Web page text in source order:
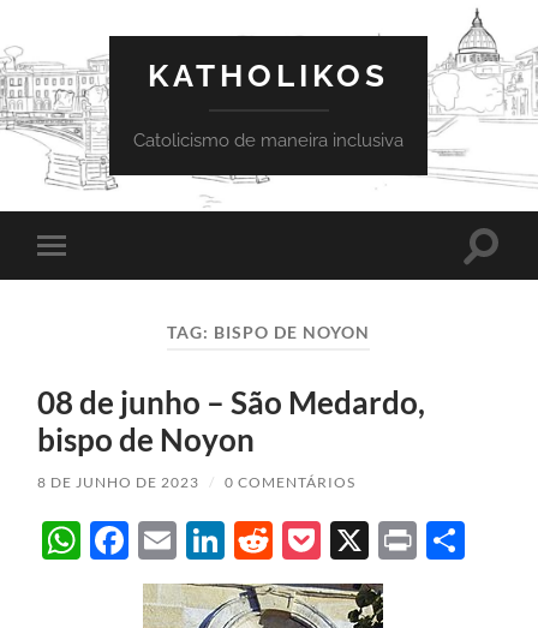
KATHOLIKOS
Catolicismo de maneira inclusiva
Toggle
mobile
Toggle
TAG: BISPO DE NOYON
08 de junho – São Medardo,
bispo de Noyon
8 DE JUNHO DE 2023 / 0 COMENTÁRIOS
WhatsApp
Facebook
EmailLinkedIn
Reddit
Pocket
X Print